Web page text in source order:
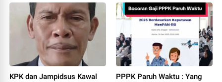
KPK dan Jampidsus Kawal
PPPK Paruh Waktu : Yang